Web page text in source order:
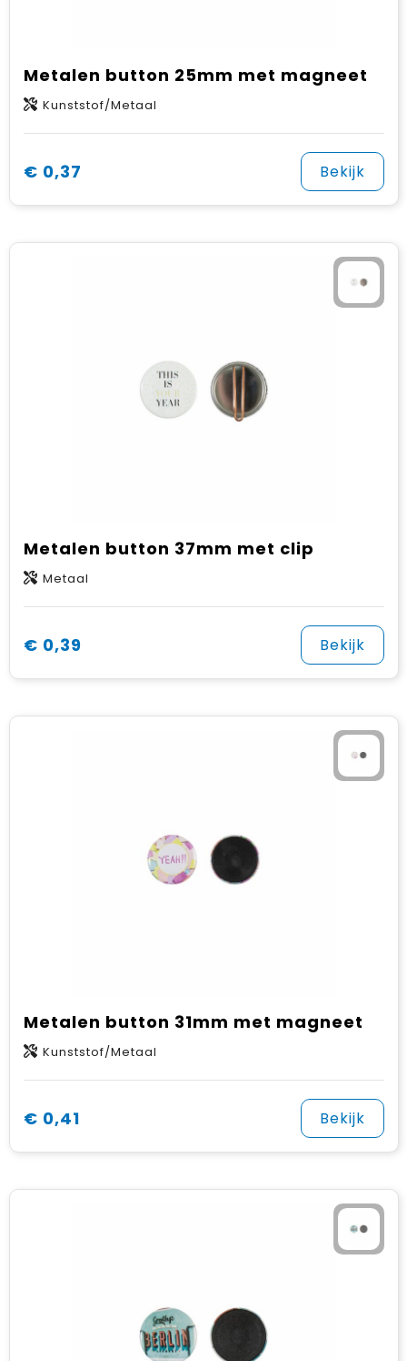
Metalen button 25mm met magneet
Kunststof/Metaal
€ 0,37 Bekijk
Metalen button 37mm met clip
Metaal
€ 0,39 Bekijk
Metalen button 31mm met magneet
Kunststof/Metaal
€ 0,41 Bekijk